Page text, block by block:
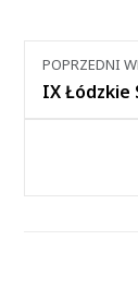
Nawigacja
między
POPRZEDNI
IX Łódzkie